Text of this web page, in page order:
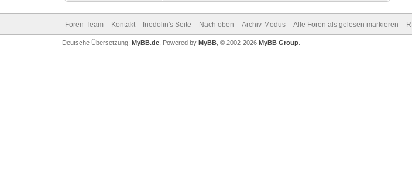
Foren-Team Kontakt friedolin's Seite Nach oben Archiv-Modus Alle Foren als gelesen markieren
Deutsche Übersetzung: MyBB.de, Powered by MyBB, © 2002-2026 MyBB Group.